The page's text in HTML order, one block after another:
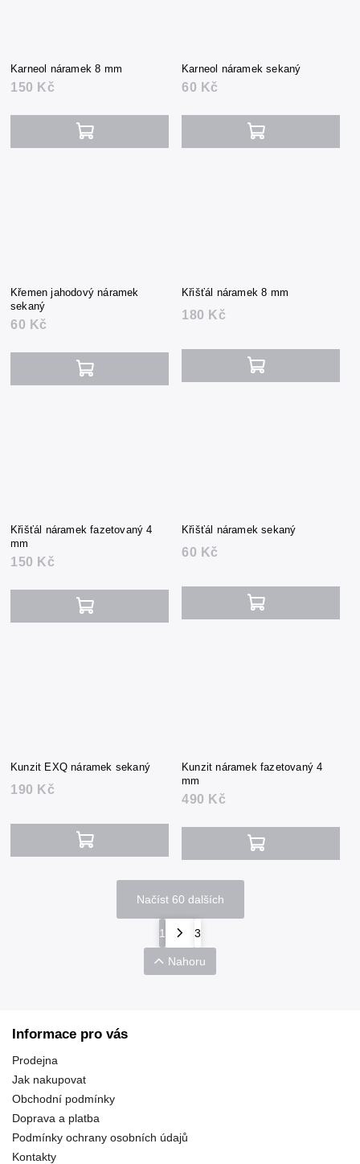
Karneol náramek 8 mm
150 Kč
Karneol náramek sekaný
60 Kč
Křemen jahodový náramek
sekaný
60 Kč
Křišťál náramek 8 mm
180 Kč
Křišťál náramek fazetovaný 4
mm
150 Kč
Křišťál náramek sekaný
60 Kč
Kunzit EXQ náramek sekaný
190 Kč
Kunzit náramek fazetovaný 4
mm
490 Kč
Načíst 60 dalších
1 3
Nahoru
Informace pro vás
Prodejna
Jak nakupovat
Obchodní podmínky
Doprava a platba
Podmínky ochrany osobních údajů
Kontakty